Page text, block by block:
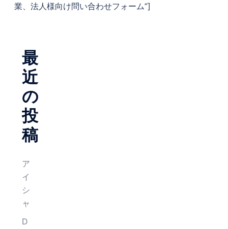
業、法人様向け問い合わせフォーム”]
最
近
の
投
稿
ア
イ
シ
ャ
D